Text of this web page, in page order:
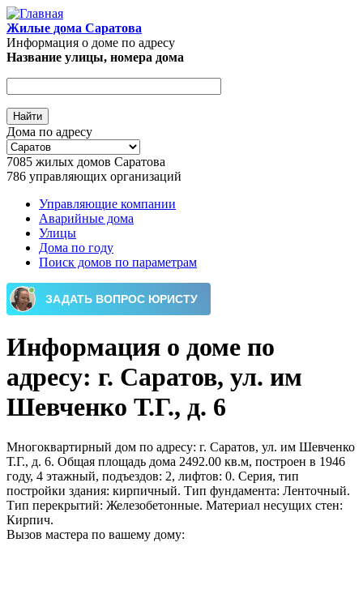
Перейти к основному содержанию
Жилые дома Саратова
Информация о доме по адресу
Название улицы, номера дома
Дома по адресу
7085 жилых домов Саратова
786 управляющих организаций
Главное меню
Управляющие компании
Аварийные дома
Улицы
Дома по году
Поиск домов по параметрам
Информация о доме по
адресу: г. Саратов, ул. им
Шевченко Т.Г., д. 6
Многоквартирный дом по адресу: г. Саратов, ул. им Шевченко
Т.Г., д. 6. Общая площадь дома 2492.00 кв.м, построен в 1946
году, 4 этажный, подъездов: 2, лифтов: 0. Серия, тип
постройки здания: кирпичный. Тип фундамента: Ленточный.
Тип перекрытий: Железобетонные. Материал несущих стен:
Кирпич.
Вызов мастера по вашему дому: